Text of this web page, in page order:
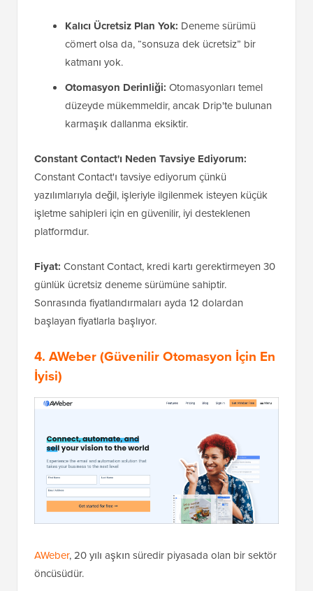
Kalıcı Ücretsiz Plan Yok: Deneme sürümü
cömert olsa da, “sonsuza dek ücretsiz” bir
katmanı yok.
Otomasyon Derinliği: Otomasyonları temel
düzeyde mükemmeldir, ancak Drip'te bulunan
karmaşık dallanma eksiktir.
Constant Contact'ı Neden Tavsiye Ediyorum:
Constant Contact'ı tavsiye ediyorum çünkü
yazılımlarıyla değil, işleriyle ilgilenmek isteyen küçük
işletme sahipleri için en güvenilir, iyi desteklenen
platformdur.
Fiyat: Constant Contact, kredi kartı gerektirmeyen 30
günlük ücretsiz deneme sürümüne sahiptir.
Sonrasında fiyatlandırmaları ayda 12 dolardan
başlayan fiyatlarla başlıyor.
4. AWeber(Güvenilir Otomasyon İçin En
İyisi)
AWeber, 20 yılı aşkın süredir piyasada olan bir sektör
öncüsüdür.